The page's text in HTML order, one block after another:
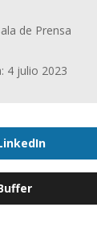
de Prensa
4 julio 2023